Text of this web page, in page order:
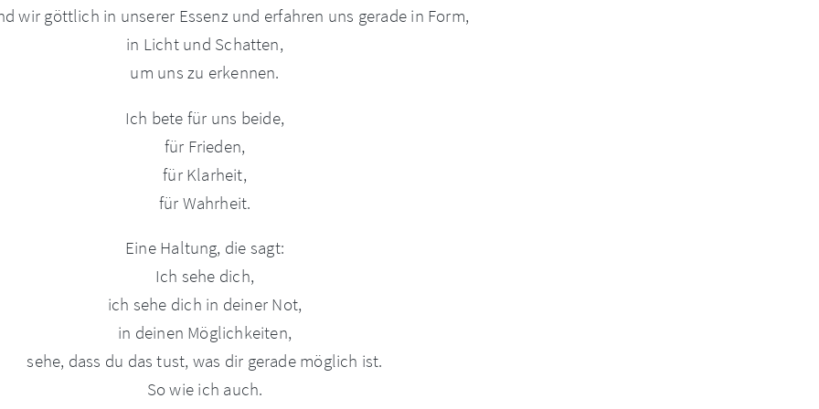
wir göttlich in unserer Essenz und erfahren uns gerade in Form,
in Licht und Schatten,
um uns zu erkennen.
Ich bete für uns beide,
für Frieden,
für Klarheit,
für Wahrheit.
Eine Haltung, die sagt:
Ich sehe dich,
ich sehe dich in deiner Not,
in deinen Möglichkeiten,
sehe, dass du das tust, was dir gerade möglich ist.
So wie ich auch.